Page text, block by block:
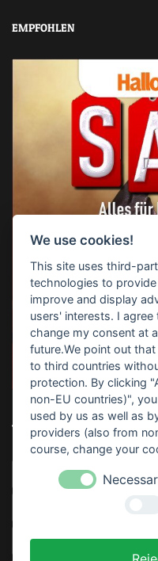
EMPFOHLEN
TOP-SUCHBEGRIFFE
Horrorparty Home
Thematisiert Rezept
We use cookies!
This site uses third-
technologies to
improve and display
users' interests. I
change my consent at
future.We point out
to third countries
protection. By clicking
non-EU countries)",
used by us as well as
providers (also from
course, change your